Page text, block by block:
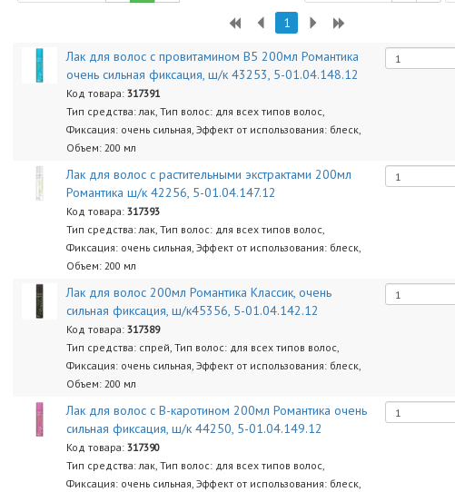
1
Лак для волос с провитамином B5 200мл Романтика
очень сильная фиксация, ш/к 43253, 5-01.04.148.12
Код товара:317391
Тип средства: лак, Тип волос: для всех типов волос,
Фиксация: очень сильная, Эффект от использования: блеск,
Объем: 200 мл
Лак для волос с растительными экстрактами 200мл
Романтика ш/к 42256, 5-01.04.147.12
Код товара:317393
Тип средства: лак, Тип волос: для всех типов волос,
Фиксация: очень сильная, Эффект от использования: блеск,
Объем: 200 мл
Лак для волос 200мл Романтика Классик, очень
сильная фиксация, ш/к45356, 5-01.04.142.12
Код товара:317389
Тип средства: спрей, Тип волос: для всех типов волос,
Фиксация: очень сильная, Эффект от использования: блеск,
Объем: 200 мл
Лак для волос c B-каротином 200мл Романтика очень
сильная фиксация, ш/к 44250, 5-01.04.149.12
Код товара:317390
Тип средства: лак, Тип волос: для всех типов волос,
Фиксация: очень сильная, Эффект от использования: блеск,